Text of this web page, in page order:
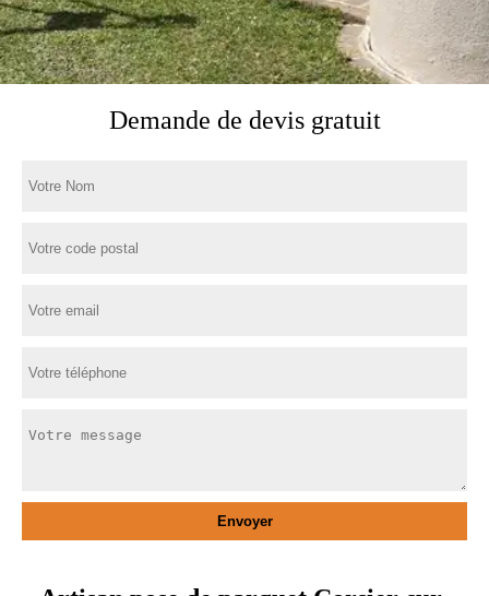
Demande de devis gratuit